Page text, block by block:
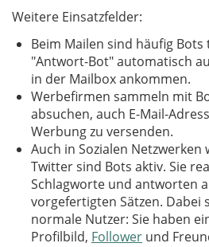
Weitere Einsatzfelder:
Beim Mailen sind häufig
"Antwort-Bot" automatisch
in der Mailbox ankommen.
Werbefirmen sammeln mit
absuchen, auch E-Mail-
Werbung zu versenden.
Auch in Sozialen Netzwerken
Twitter sind Bots aktiv. Sie
Schlagworte und antworten
vorgefertigten Sätzen. Dabei
normale Nutzer: Sie haben
Profilbild, Follower und